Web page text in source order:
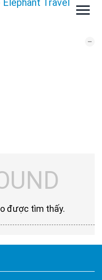
được tìm thấy.